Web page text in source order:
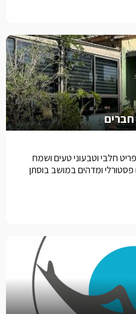
חלבי וטבעוני טעים ושמח
ומדהים במושב בוסתן